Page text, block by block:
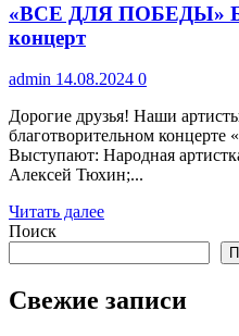
«ВСЕ ДЛЯ ПОБЕДЫ»
концерт
admin 14.08.2024 0
Дорогие друзья! Наши
благотворительном
Выступают: Народная
Алексей Тюхин;...
Читать далееПрочитать
«ВСЕ
ПОБЕДЫ»
Поиск
Свежие записи